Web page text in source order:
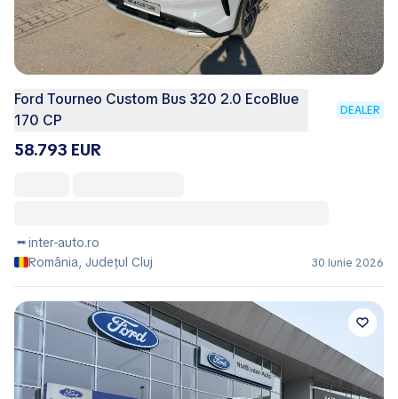
Ford Tourneo Custom Bus 320 2.0 EcoBlue
170 CP
DEALER
58.793 EUR
inter-auto.ro
România, Județul Cluj
30 Iunie 2026